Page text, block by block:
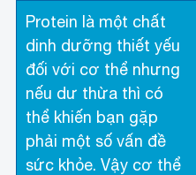
Protein là một chất
dinh dưỡng thiết yếu
đối với cơ thể nhưng
nếu dư thừa thì có
thể khiến bạn gặp
phải một số vấn đề
sức khỏe. Vậy cơ thể